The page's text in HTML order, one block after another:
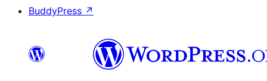
BuddyPress ↗